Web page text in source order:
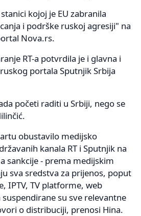
kojoj je EU zabranila
i podrške ruskoj agresiji" na
Nova.rs.
RT-a potvrdila je i glavna i
portala Sputnjik Srbija
početi raditi u Srbiji, nego se
obustavilo medijsko
kanala RT i Sputnjik na
sankcije - prema medijskim
sva sredstva za prijenos, poput
IPTV, TV platforme, web
su sve relevantne
o distribuciji, prenosi Hina.